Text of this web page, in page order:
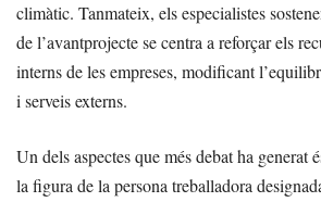
climàtic. Tanmateix, els especialistes
de l’avantprojecte se centra a reforçar els
interns de les empreses, modificant
i serveis externs.
Un dels aspectes que més debat ha generat
la figura de la persona treballadora